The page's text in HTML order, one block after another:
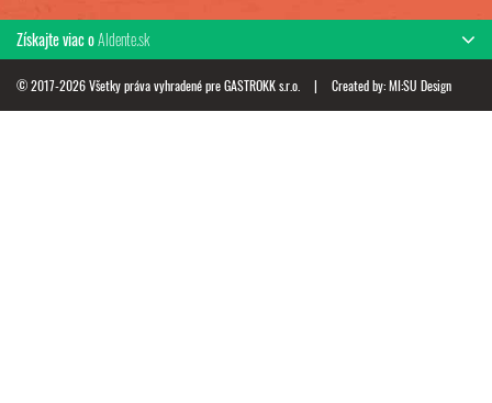
Získajte viac oAldente.sk
© 2017-2026 Všetky práva vyhradené pre GASTROKK s.r.o. | Created by:MI:SU Design